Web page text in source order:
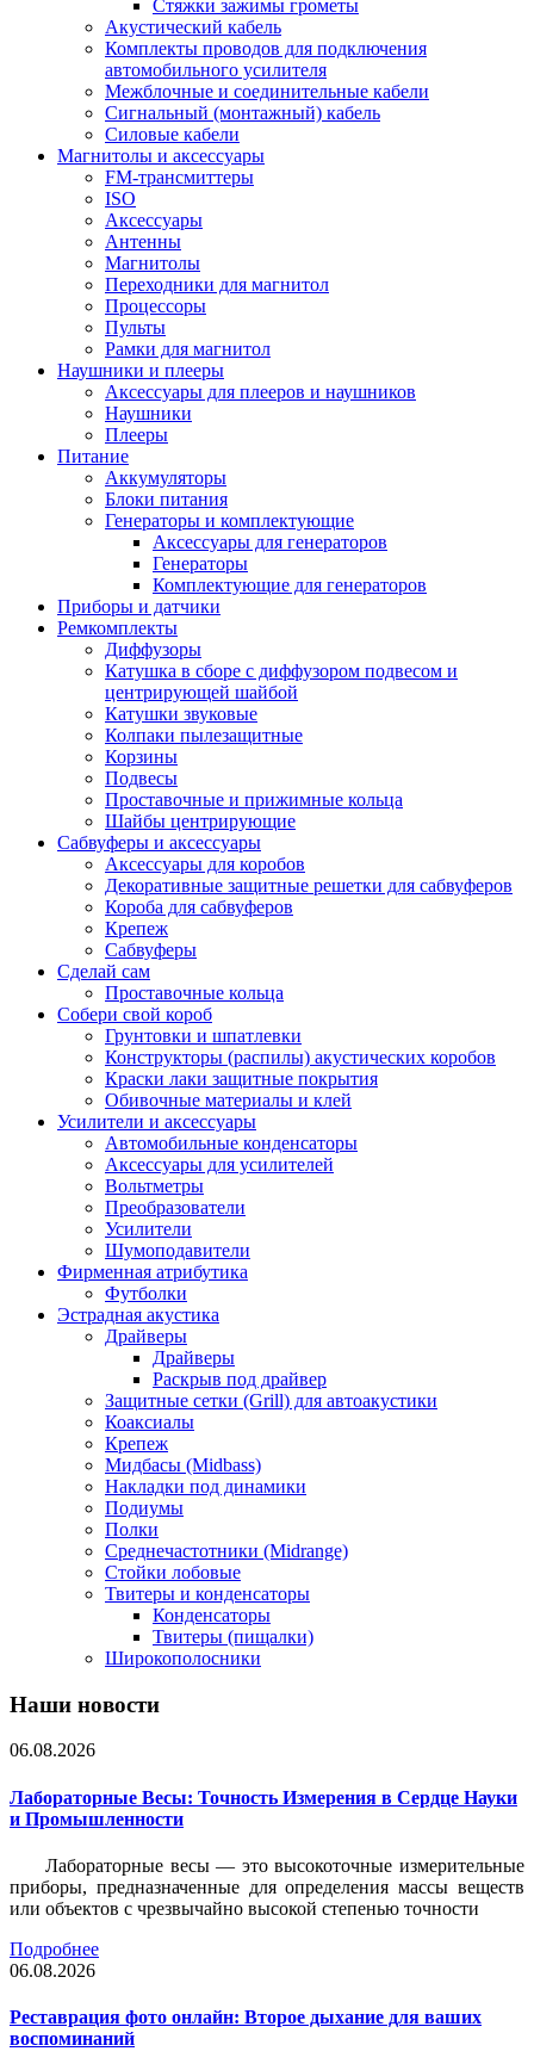
Стяжки зажимы грометы
Акустический кабель
Комплекты проводов для подключения
автомобильного усилителя
Межблочные и соединительные кабели
Сигнальный (монтажный) кабель
Силовые кабели
Магнитолы и аксессуары
FM-трансмиттеры
ISO
Аксессуары
Антенны
Магнитолы
Переходники для магнитол
Процессоры
Пульты
Рамки для магнитол
Наушники и плееры
Аксессуары для плееров и наушников
Наушники
Плееры
Питание
Аккумуляторы
Блоки питания
Генераторы и комплектующие
Аксессуары для генераторов
Генераторы
Комплектующие для генераторов
Приборы и датчики
Ремкомплекты
Диффузоры
Катушка в сборе с диффузором подвесом и
центрирующей шайбой
Катушки звуковые
Колпаки пылезащитные
Корзины
Подвесы
Проставочные и прижимные кольца
Шайбы центрирующие
Сабвуферы и аксессуары
Аксессуары для коробов
Декоративные защитные решетки для сабвуферов
Короба для сабвуферов
Крепеж
Сабвуферы
Сделай сам
Проставочные кольца
Собери свой короб
Грунтовки и шпатлевки
Конструкторы (распилы) акустических коробов
Краски лаки защитные покрытия
Обивочные материалы и клей
Усилители и аксессуары
Автомобильные конденсаторы
Аксессуары для усилителей
Вольтметры
Преобразователи
Усилители
Шумоподавители
Фирменная атрибутика
Футболки
Эстрадная акустика
Драйверы
Драйверы
Раскрыв под драйвер
Защитные сетки (Grill) для автоакустики
Коаксиалы
Крепеж
Мидбасы (Midbass)
Накладки под динамики
Подиумы
Полки
Среднечастотники (Midrange)
Стойки лобовые
Твитеры и конденсаторы
Конденсаторы
Твитеры (пищалки)
Широкополосники
Наши новости
06.08.2026
Лабораторные Весы: Точность Измерения в Сердце Науки
и Промышленности
Лабораторные весы — это высокоточные измерительные
приборы, предназначенные для определения массы веществ
или объектов с чрезвычайно высокой степенью точности
Подробнее
06.08.2026
Реставрация фото онлайн: Второе дыхание для ваших
воспоминаний